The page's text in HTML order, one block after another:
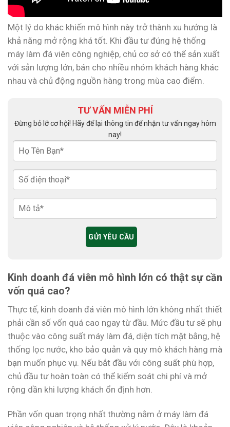
Một lý do khác khiến mô hình này trở thành xu hướng là
khả năng mở rộng khá tốt. Khi đầu tư đúng hệ thống
máy làm đá viên công nghiệp, chủ cơ sở có thể sản xuất
với sản lượng lớn, bán cho nhiều nhóm khách hàng khác
nhau và chủ động nguồn hàng trong mùa cao điểm.
TƯ VẤN MIỄN PHÍ
Đừng bỏ lỡ cơ hội! Hãy để lại thông tin để nhận tư vấn ngay hôm
nay!
Kinh doanh đá viên mô hình lớn có thật sự cần
vốn quá cao?
Thực tế, kinh doanh đá viên mô hình lớn không nhất thiết
phải cần số vốn quá cao ngay từ đầu. Mức đầu tư sẽ phụ
thuộc vào công suất máy làm đá, diện tích mặt bằng, hệ
thống lọc nước, kho bảo quản và quy mô khách hàng mà
bạn muốn phục vụ. Nếu bắt đầu với công suất phù hợp,
chủ đầu tư hoàn toàn có thể kiểm soát chi phí và mở
rộng dần khi lượng khách ổn định hơn.
Phần vốn quan trọng nhất thường nằm ở máy làm đá